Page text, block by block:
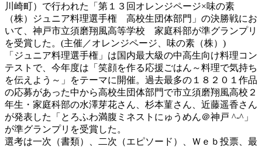
川崎町）で行われた「第１３回オレンジページ×味の素
（株）ジュニア料理選手権 高校生団体部門」の決勝戦にお
いて、神戸市立須磨翔風高等学校 家庭科部が準グランプリ
を受賞した。(主催／オレンジページ、味の素（株）)
「ジュニア料理選手権」は国内最大級の中高生向け料理コン
テストで、今年度は「笑顔を作る応援ごはん～料理で気持ち
を伝えよう～」をテーマに開催。過去最多の１８２０１作品
の応募があった中から高校生団体部門で市立須磨翔風高校２
年生・家庭科部の水澤芽花さん、杉本菫さん、近藤遥香さん
が発表した「とろふわ満腹ミネストにゅうめん＠神戸 ^-^」
が準グランプリを受賞した。
選考は一次（書類）、二次（エピソード）、Ｗｅｂ投票、最